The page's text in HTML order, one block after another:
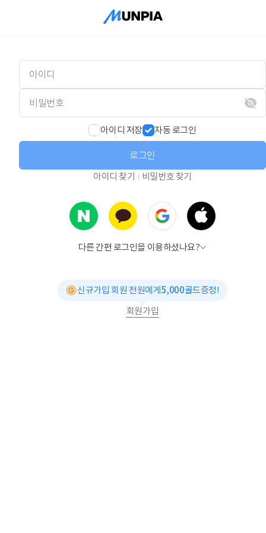
아이디 저장 자동 로그인
로그인
아이디 찾기 비밀번호 찾기
다른 간편 로그인을 이용하셨나요?
신규가입 회원 전원에게5,000골드증정!
회원가입